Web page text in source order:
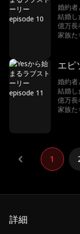
婚約者
結婚
億万
家族た
エピ
婚約者
結婚
億万
家族た
1
詳細